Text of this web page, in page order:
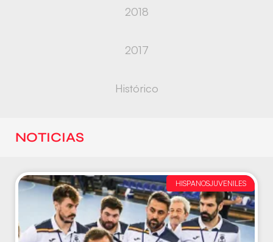
2018
2017
Histórico
NOTICIAS
HISPANOSJUVENILES